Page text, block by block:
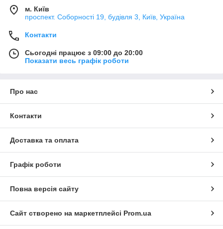
м. Київ
проспект. Соборності 19, будівля 3, Київ, Україна
Контакти
Сьогодні працює з 09:00 до 20:00
Показати весь графік роботи
Про нас
Контакти
Доставка та оплата
Графік роботи
Повна версія сайту
Сайт створено на маркетплейсі Prom.ua